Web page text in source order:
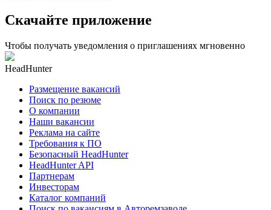
Скачайте приложение
Чтобы получать уведомления о приглашениях мгновенно
HeadHunter
Размещение вакансий
Поиск по резюме
О компании
Наши вакансии
Реклама на сайте
Требования к ПО
Безопасный HeadHunter
HeadHunter API
Партнерам
Инвесторам
Каталог компаний